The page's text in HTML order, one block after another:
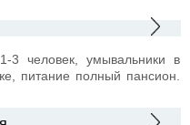
3 человек, умывальники в
питание полный пансион.